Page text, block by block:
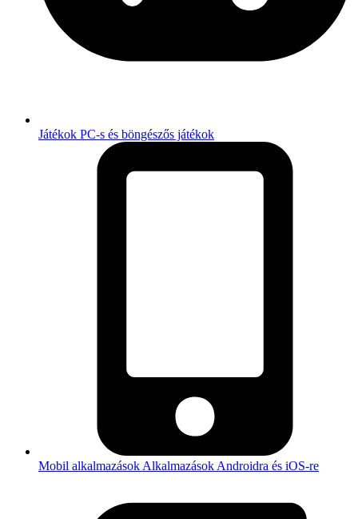
Játékok PC-s és böngészős játékok
Mobil alkalmazások Alkalmazások Androidra és iOS-re